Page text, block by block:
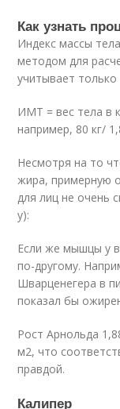
Как узнать
Индекс массы
методом для
учитывает
ИМТ = вес тела в
например, 80 кг/
Несмотря на то
жира, примерную
для лиц не очень
у):
Если же мышцы у
по-другому.
Шварценегера в
показал бы
Рост Арнольда
м2, что
правдой.
Калипер